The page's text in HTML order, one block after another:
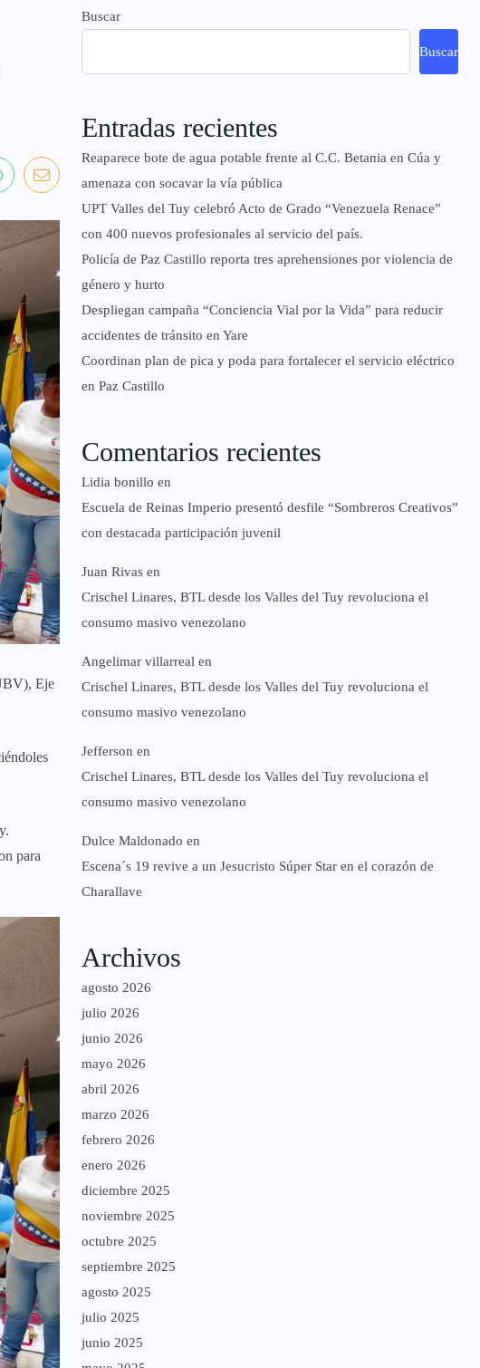
Eje
para
Buscar
Buscar
Entradas recientes
Reaparece bote de agua potable frente al C.C. Betania en Cúa y
amenaza con socavar la vía pública
UPT Valles del Tuy celebró Acto de Grado “Venezuela Renace”
con 400 nuevos profesionales al servicio del país.
‎Policía de Paz Castillo reporta tres aprehensiones por violencia de
género y hurto
‎Despliegan campaña “Conciencia Vial por la Vida” para reducir
accidentes de tránsito en Yare
Coordinan plan de pica y poda para fortalecer el servicio eléctrico
en Paz Castillo
Comentarios recientes
Lidia bonillo en
Escuela de Reinas Imperio presentó desfile “Sombreros Creativos”
con destacada participación juvenil
Juan Rivas en
Crischel Linares, BTL desde los Valles del Tuy revoluciona el
consumo masivo venezolano
Angelimar villarreal en
Crischel Linares, BTL desde los Valles del Tuy revoluciona el
consumo masivo venezolano
Jefferson en
Crischel Linares, BTL desde los Valles del Tuy revoluciona el
consumo masivo venezolano
Dulce Maldonado en
Escena´s 19 revive a un Jesucristo Súper Star en el corazón de
Charallave
Archivos
agosto 2026
julio 2026
junio 2026
mayo 2026
abril 2026
marzo 2026
febrero 2026
enero 2026
diciembre 2025
noviembre 2025
octubre 2025
septiembre 2025
agosto 2025
julio 2025
junio 2025